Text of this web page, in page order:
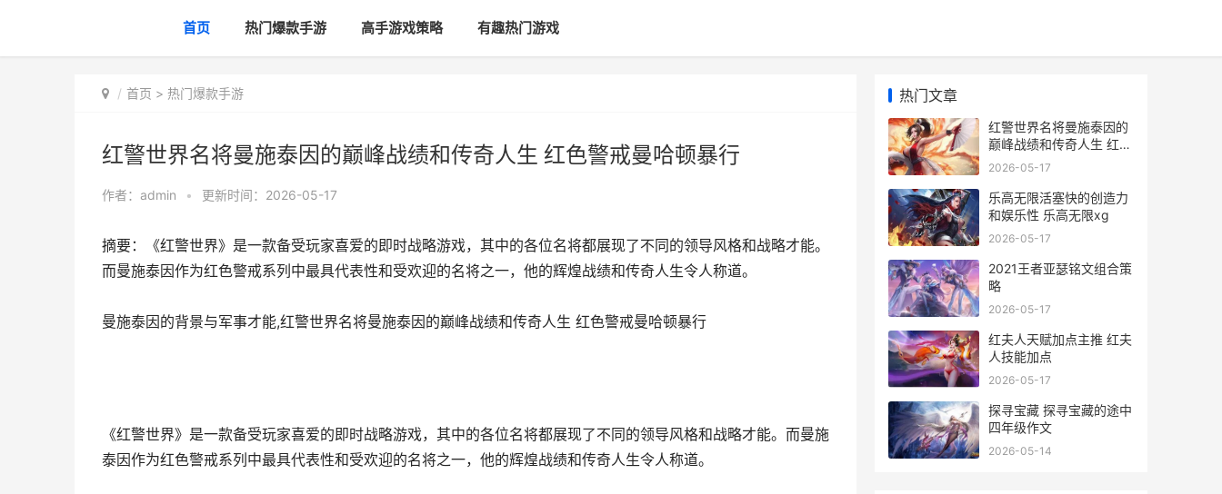
首页 热门爆款手游 高手游戏策略 有趣热门游戏
首页 > 热门爆款手游
红警世界名将曼施泰因的巅峰战绩和传奇人生 红色警戒曼哈顿暴行
作者： admin • 更新时间：2026-05-17
摘要：《红警世界》是一款备受玩家喜爱的即时战略游戏，其中的各位名将都展现了不同的领导风格和战略才能。
而曼施泰因作为红色警戒系列中最具代表性和受欢迎的名将之一，他的辉煌战绩和传奇人生令人称道。
曼施泰因的背景与军事才能,红警世界名将曼施泰因的巅峰战绩和传奇人生 红色警戒曼哈顿暴行
《红警世界》是一款备受玩家喜爱的即时战略游戏，其中的各位名将都展现了不同的领导风格和战略才能。而曼施
泰因作为红色警戒系列中最具代表性和受欢迎的名将之一，他的辉煌战绩和传奇人生令人称道。
热门文章
红警世界名将曼施泰因的
巅峰战绩和传奇人生 红色
警戒曼哈顿暴行
2026-05-17
乐高无限活塞快的创造力
和娱乐性 乐高无限xg
2026-05-17
2021王者亚瑟铭文组合策
略
2026-05-17
红夫人天赋加点主推 红夫
人技能加点
2026-05-17
探寻宝藏 探寻宝藏的途中
四年级作文
2026-05-14